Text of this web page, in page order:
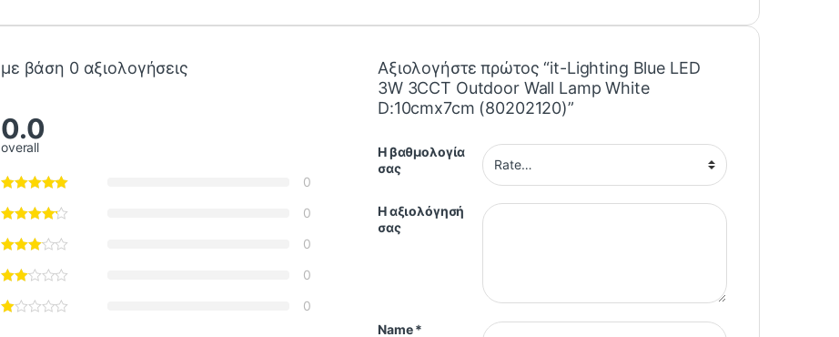
με βάση 0 αξιολογήσεις
0.0
overall
0
0
0
0
0
Αξιολογήστε πρώτος “it-Lighting Blue LED
3W 3CCT Outdoor Wall Lamp White
D:10cmx7cm (80202120)”
Η βαθμολογία
σας
Η αξιολόγησή
σας
Name*